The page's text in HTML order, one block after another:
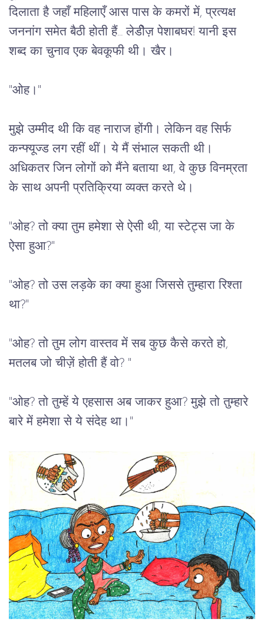
दिलाता है जहाँ महिलाएँ आस पास के कमरों में, प्रत्यक्ष
जननांग समेत बैठी होती हैं... लेडीेज़ पेशाबघर! यानी इस
शब्द का चुनाव एक बेवकूफी थी। खैर।
"ओह। "
मुझे उम्मीद थी कि वह नाराज होंगी। लेकिन वह सिर्फ
कन्फ्यूज्ड लग रहीं थीं। ये मैं संभाल सकती थी।
अधिकतर जिन लोगों को मैंने बताया था, वे कुछ विनम्रता
के साथ अपनी प्रतिक्रिया व्यक्त करते थे।
"ओह? तो क्या तुम हमेशा से ऐसी थी, या स्टेट्स जा के
ऐसा हुआ?"
"ओह? तो उस लड़के का क्या हुआ जिससे तुम्हारा रिश्ता
था?"
"ओह? तो तुम लोग वास्तव में सब कुछ कैसे करते हो,
मतलब जो चीज़ें होती हैं वो? "
"ओह? तो तुम्हें ये एहसास अब जाकर हुआ? मुझे तो तुम्हारे
बारे में हमेशा से ये संदेह था। "